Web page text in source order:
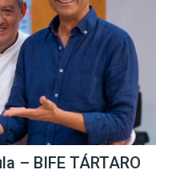
– BIFE TÁRTARO